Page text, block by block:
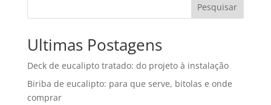
Pesquisar
Ultimas Postagens
Deck de eucalipto tratado: do projeto à instalação
Biriba de eucalipto: para que serve, bitolas e onde
comprar